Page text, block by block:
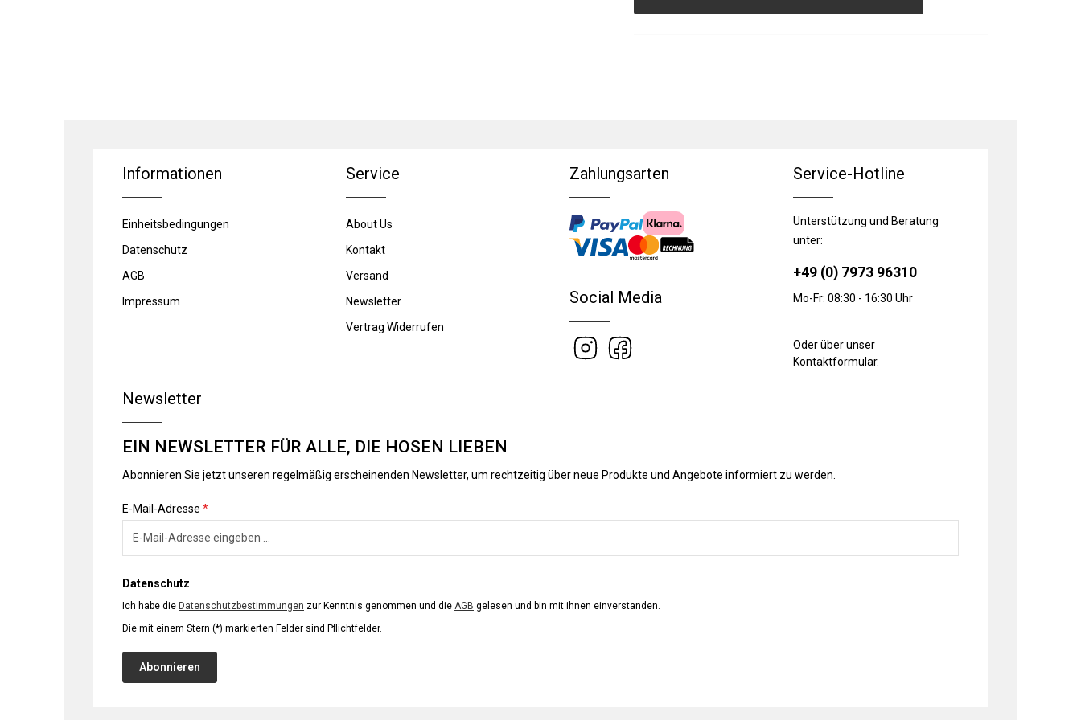
Informationen
Einheitsbedingungen
Datenschutz
AGB
Impressum
Service
About Us
Kontakt
Versand
Newsletter
Vertrag Widerrufen
Zahlungsarten
Social Media
Service-Hotline
Unterstützung und Beratung
unter:
+49 (0) 7973 96310
Mo-Fr: 08:30 - 16:30 Uhr
Oder über unser
Kontaktformular.
Newsletter
EIN NEWSLETTER FÜR ALLE, DIE HOSEN LIEBEN
Abonnieren Sie jetzt unseren regelmäßig erscheinenden Newsletter, um rechtzeitig über neue Produkte und Angebote informiert zu werden.
E-Mail-Adresse *
Datenschutz
Ich habe die Datenschutzbestimmungen zur Kenntnis genommen und die AGB gelesen und bin mit ihnen einverstanden.
Die mit einem Stern (*) markierten Felder sind Pflichtfelder.
Abonnieren